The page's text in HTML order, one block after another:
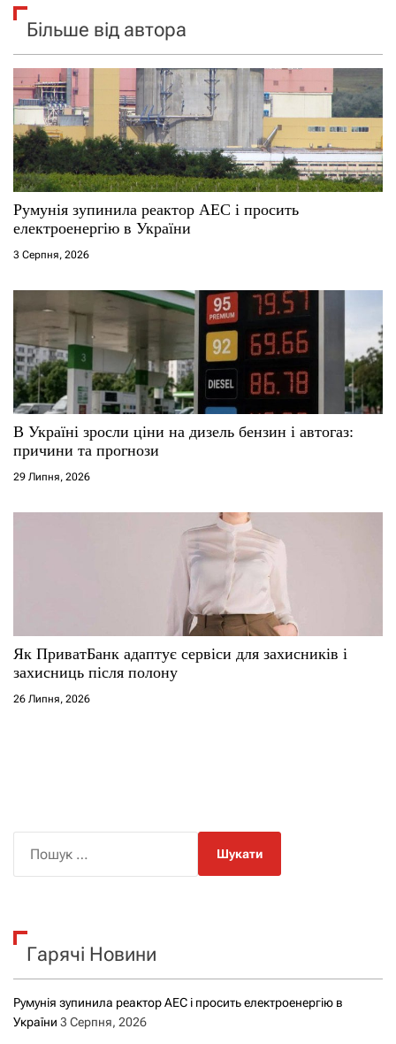
Більше від автора
Румунія зупинила реактор АЕС і просить
електроенергію в України
3 Серпня, 2026
В Україні зросли ціни на дизель бензин і автогаз:
причини та прогнози
29 Липня, 2026
Як ПриватБанк адаптує сервіси для захисників і
захисниць після полону
26 Липня, 2026
к
Гарячі Новини
Румунія зупинила реактор АЕС і просить електроенергію в
України 3 Серпня, 2026